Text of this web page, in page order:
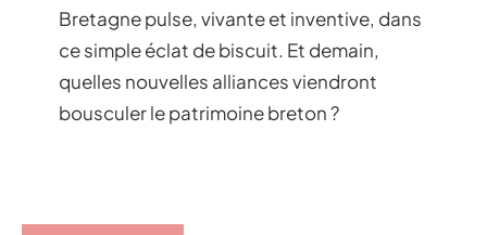
Bretagne pulse, vivante et inventive, dans
ce simple éclat de biscuit. Et demain,
quelles nouvelles alliances viendront
bousculer le patrimoine breton ?